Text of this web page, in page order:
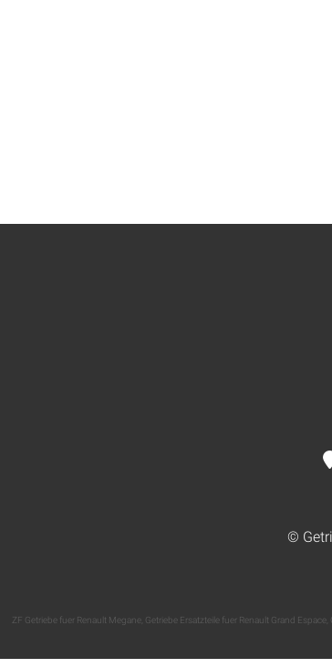
©
ZF Getriebe fuer Renault Megane Getriebe Ersatzteile fuer Renault Grand Espace